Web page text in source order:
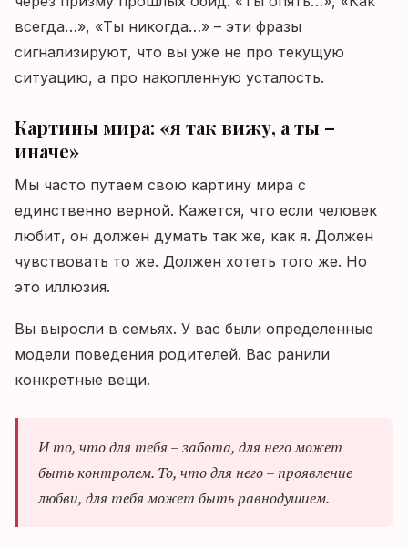
всегда…», «Ты никогда…» – эти фразы
сигнализируют, что вы уже не про текущую
ситуацию, а про накопленную усталость.
Картины мира: «я так вижу, а ты –
иначе»
Мы часто путаем свою картину мира с
единственно верной. Кажется, что если человек
любит, он должен думать так же, как я. Должен
чувствовать то же. Должен хотеть того же. Но
это иллюзия.
Вы выросли в семьях. У вас были определенные
модели поведения родителей. Вас ранили
конкретные вещи.
И то, что для тебя – забота, для него может
быть контролем. То, что для него – проявление
любви, для тебя может быть равнодушием.